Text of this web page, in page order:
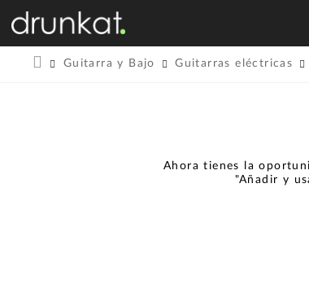
Guitarra y Bajo Guitarras eléctricas
Ahora tienes la
"Añadir y